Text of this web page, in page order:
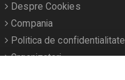
Despre Cookies
Compania
Politica de confidentialitate
Organizatori